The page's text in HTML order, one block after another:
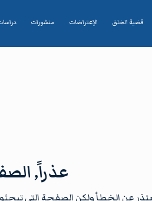
قضية الخلق الإعتراضات منشورات
عذراً,
عن الخطأ ولكن الصفحة التي